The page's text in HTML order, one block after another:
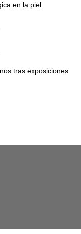
en la piel.
tras exposiciones